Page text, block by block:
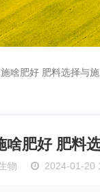
啥肥好 肥料选择与
啥肥好 肥料
物 2024-01-20